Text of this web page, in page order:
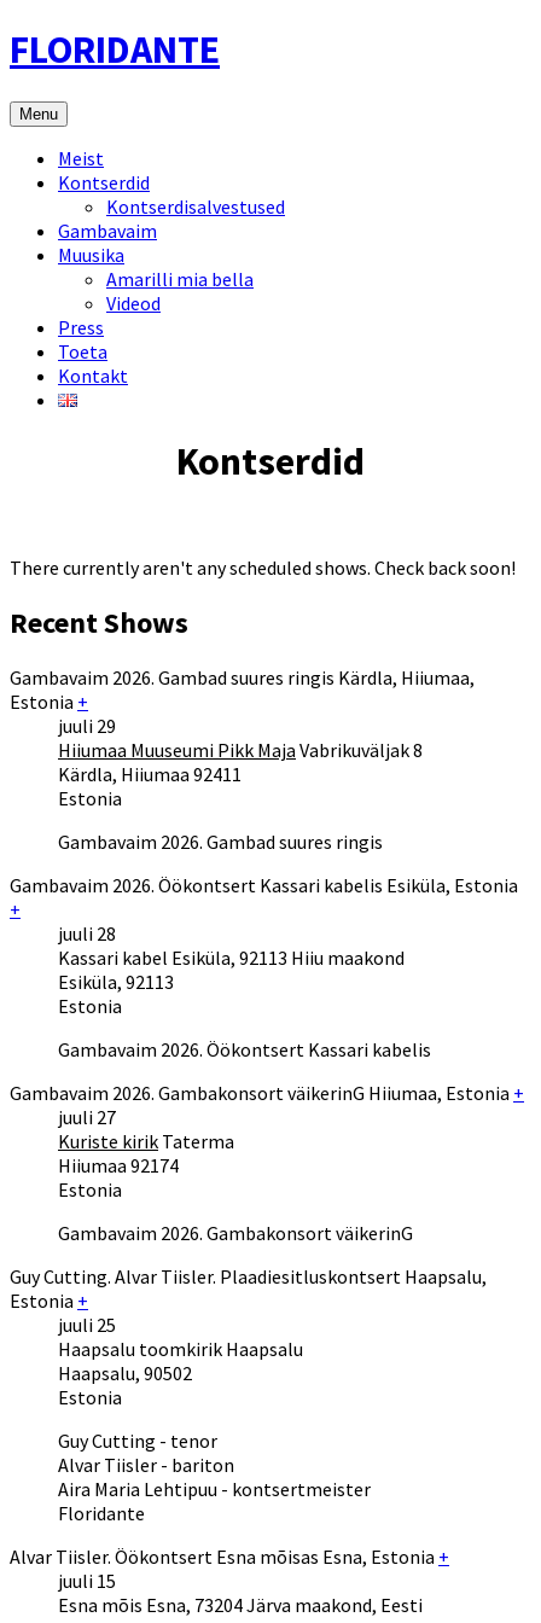
Skip
to
FLORIDANTE
Menu
Meist
Kontserdid
Kontserdisalvestused
Gambavaim
Muusika
Amarilli mia bella
Videod
Press
Toeta
Kontakt
Kontserdid
There currently aren't any scheduled shows. Check back soon!
Recent Shows
Gambavaim 2026. Gambad suures ringis Kärdla, Hiiumaa,
Estonia +
juuli 29
Hiiumaa Muuseumi Pikk Maja Vabrikuväljak 8
Kärdla, Hiiumaa 92411
Estonia
Gambavaim 2026. Gambad suures ringis
Gambavaim 2026. Öökontsert Kassari kabelis Esiküla, Estonia
+
juuli 28
Kassari kabel Esiküla, 92113 Hiiu maakond
Esiküla, 92113
Estonia
Gambavaim 2026. Öökontsert Kassari kabelis
Gambavaim 2026. Gambakonsort väikerinG Hiiumaa, Estonia +
juuli 27
Kuriste kirik Taterma
Hiiumaa 92174
Estonia
Gambavaim 2026. Gambakonsort väikerinG
Guy Cutting. Alvar Tiisler. Plaadiesitluskontsert Haapsalu,
Estonia +
juuli 25
Haapsalu toomkirik Haapsalu
Haapsalu, 90502
Estonia
Guy Cutting - tenor
Alvar Tiisler - bariton
Aira Maria Lehtipuu - kontsertmeister
Floridante
Alvar Tiisler. Öökontsert Esna mõisas Esna, Estonia +
juuli 15
Esna mõis Esna, 73204 Järva maakond, Eesti